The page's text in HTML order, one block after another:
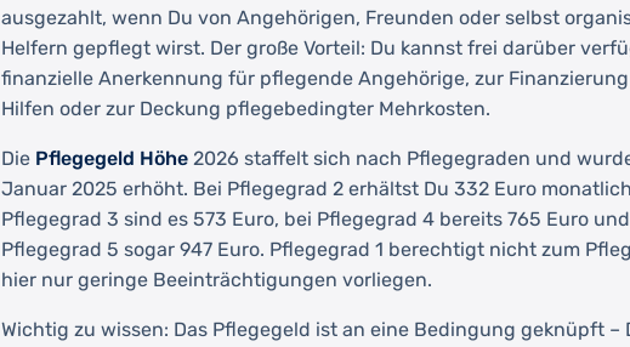
ausgezahlt, wenn Du von Angehörigen, Freunden oder selbst
Helfern gepflegt wirst. Der große Vorteil: Du kannst frei darüber
finanzielle Anerkennung für pflegende Angehörige, zur
Hilfen oder zur Deckung pflegebedingter Mehrkosten.
Die Pflegegeld Höhe 2026 staffelt sich nach Pflegegraden und
Januar 2025 erhöht. Bei Pflegegrad 2 erhältst Du 332 Euro
Pflegegrad 3 sind es 573 Euro, bei Pflegegrad 4 bereits 765 Euro
Pflegegrad 5 sogar 947 Euro. Pflegegrad 1 berechtigt nicht zum
hier nur geringe Beeinträchtigungen vorliegen.
Wichtig zu wissen: Das Pflegegeld ist an eine Bedingung geknüpft –